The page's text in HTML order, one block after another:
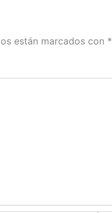
están marcados con *